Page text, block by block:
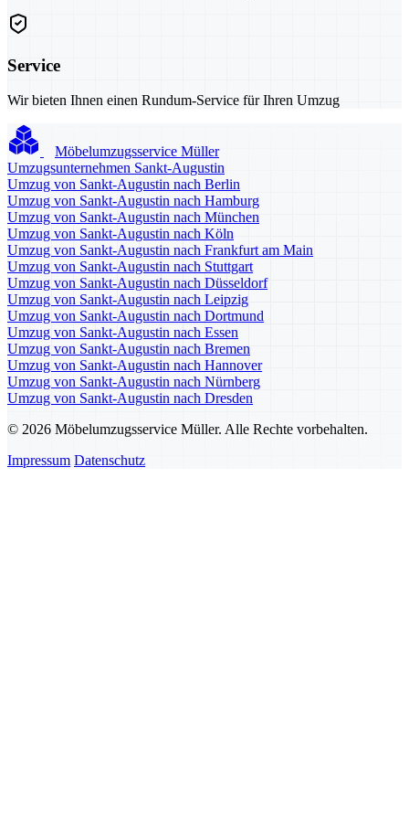
Service
Wir bieten Ihnen einen Rundum-Service für Ihren Umzug
Möbelumzugsservice Müller
Umzugsunternehmen Sankt-Augustin
Umzug von Sankt-Augustin nach Berlin
Umzug von Sankt-Augustin nach Hamburg
Umzug von Sankt-Augustin nach München
Umzug von Sankt-Augustin nach Köln
Umzug von Sankt-Augustin nach Frankfurt am Main
Umzug von Sankt-Augustin nach Stuttgart
Umzug von Sankt-Augustin nach Düsseldorf
Umzug von Sankt-Augustin nach Leipzig
Umzug von Sankt-Augustin nach Dortmund
Umzug von Sankt-Augustin nach Essen
Umzug von Sankt-Augustin nach Bremen
Umzug von Sankt-Augustin nach Hannover
Umzug von Sankt-Augustin nach Nürnberg
Umzug von Sankt-Augustin nach Dresden
© 2026 Möbelumzugsservice Müller. Alle Rechte vorbehalten.
Impressum Datenschutz